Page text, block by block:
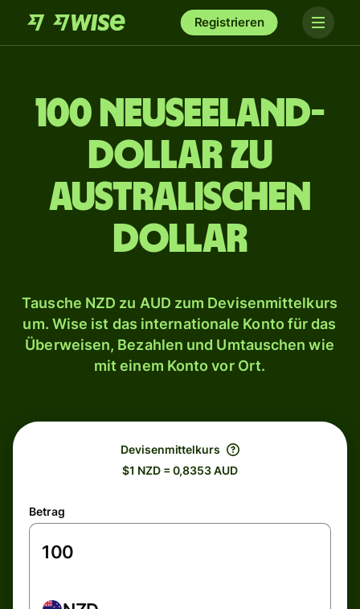
Registrieren
100 Neuseeland-
Dollar zu
australischen
Dollar
Tausche NZD zu AUD zum Devisenmittelkurs
um. Wise ist das internationale Konto für das
Überweisen, Bezahlen und Umtauschen wie
mit einem Konto vor Ort.
Devisenmittelkurs
$1 NZD = 0,8353 AUD
Betrag